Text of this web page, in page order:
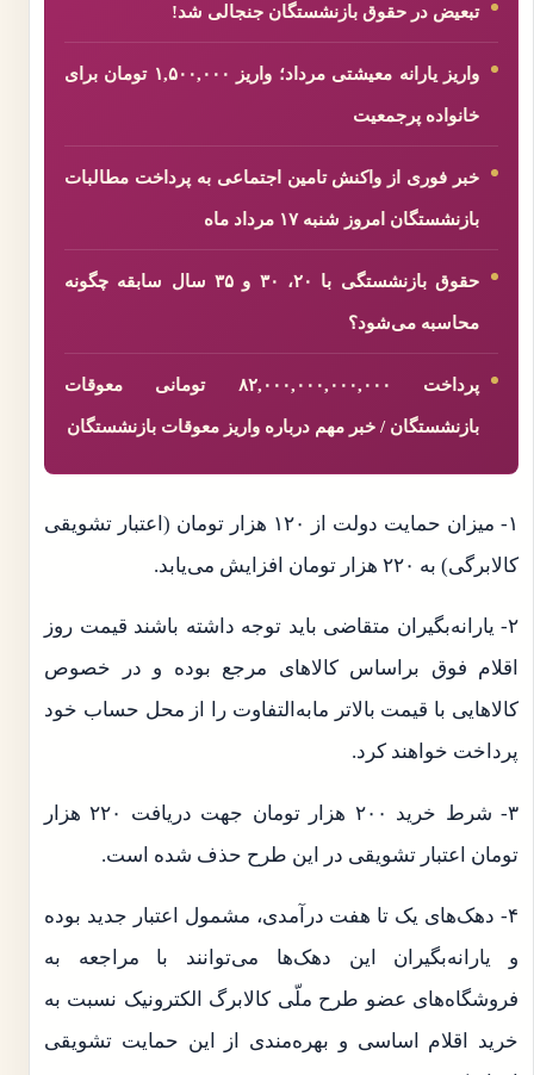
تبعیض در حقوق بازنشستگان جنجالی شد!
واریز یارانه معیشتی مرداد؛ واریز ۱,۵۰۰,۰۰۰ تومان برای
خانواده پرجمعیت
خبر فوری از واکنش تامین اجتماعی به پرداخت مطالبات
بازنشستگان امروز شنبه ۱۷ مرداد ماه
حقوق بازنشستگی با ۲۰، ۳۰ و ۳۵ سال سابقه چگونه
محاسبه می‌شود؟
پرداخت ۸۲,۰۰۰,۰۰۰,۰۰۰,۰۰۰ تومانی معوقات
بازنشستگان / خبر مهم درباره واریز معوقات بازنشستگان
۱- میزان حمایت دولت از ۱۲۰ هزار تومان (اعتبار تشویقی
کالابرگی) به ۲۲۰ هزار تومان افزایش می‌یابد.
۲- یارانه‌بگیران متقاضی باید توجه داشته باشند قیمت روز
اقلام فوق براساس کالا‌های مرجع بوده و در خصوص
کالا‌هایی با قیمت بالاتر مابه‌التفاوت را از محل حساب خود
پرداخت خواهند کرد.
۳- شرط خرید ۲۰۰ هزار تومان جهت دریافت ۲۲۰ هزار
تومان اعتبار تشویقی در این طرح حذف شده است.
۴- دهک‌های یک تا هفت درآمدی، مشمول اعتبار جدید بوده
و یارانه‌بگیران این دهک‌ها می‌توانند با مراجعه به
فروشگاه‌های عضو طرح ملّی کالابرگ الکترونیک نسبت به
خرید اقلام اساسی و بهره‌مندی از این حمایت تشویقی